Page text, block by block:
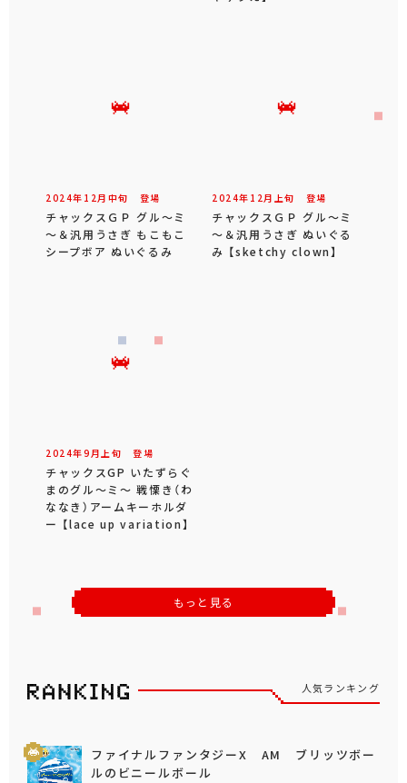
2024年 12 月 中旬 登場
チャックスＧＰ グル～ミ
～＆汎用うさぎ もこもこ
シープボア ぬいぐるみ
2024年 12 月 上旬 登場
チャックスＧＰ グル～ミ
～＆汎用うさぎ ぬいぐる
み 【sketchy clown】
2024年9 月 上旬 登場
チャックスGP いたずらぐ
まのグル～ミ～ 戦慄き（わ
ななき）アームキーホルダ
ー 【lace up variation】
もっと見る
人気ランキング
ファイナルファンタジーX AM ブリッツボー
ルのビニールボール